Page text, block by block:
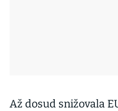
Až dosud snižovala